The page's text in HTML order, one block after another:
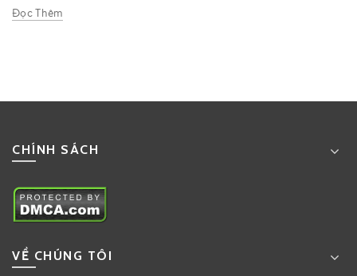
Đọc Thêm
CHÍNH SÁCH
VỀ CHÚNG TÔI